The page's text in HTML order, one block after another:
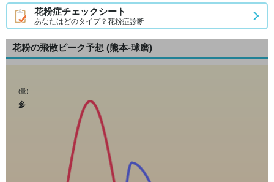
花粉症チェックシート
あなたはどのタイプ？花粉症診断
花粉の飛散ピーク予想 (熊本-球磨)
(量)
多